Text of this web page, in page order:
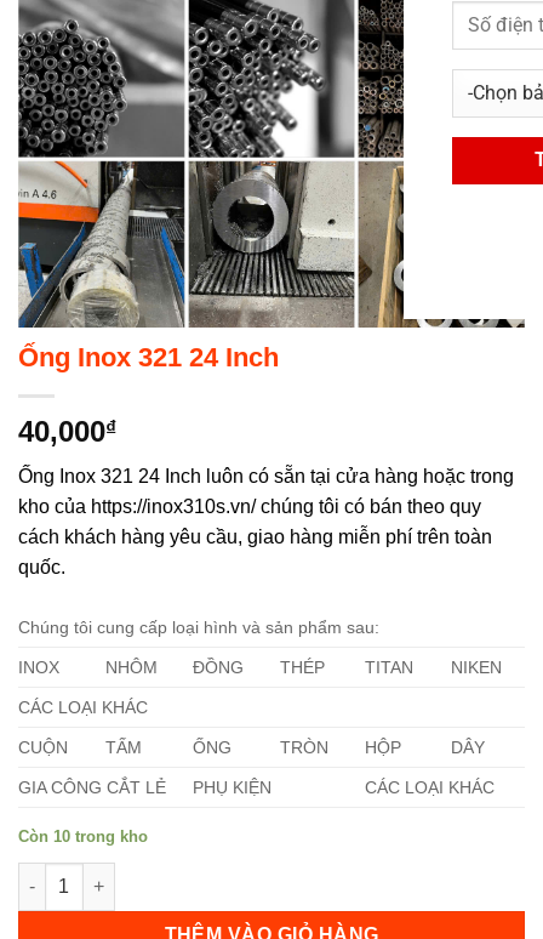
Ống Inox 321 24 Inch
40,000₫
Ống Inox 321 24 Inch luôn có sẵn tại cửa hàng hoặc trong
kho của https://inox310s.vn/ chúng tôi có bán theo quy
cách khách hàng yêu cầu, giao hàng miễn phí trên toàn
quốc.
Chúng tôi cung cấp loại hình và sản phẩm sau:
INOX NHÔM ĐỒNG THÉP TITAN NIKEN
CÁC LOẠI KHÁC
CUỘN TẤM ỐNG TRÒN HỘP DÂY
GIA CÔNG CẮT LẺ PHỤ KIỆN CÁC LOẠI KHÁC
Còn 10 trong kho
Ống Inox 321 24 Inch số lượng
THÊM VÀO GIỎ HÀNG